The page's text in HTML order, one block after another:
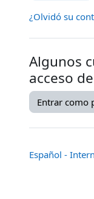
¿Olvidó su
Algunos
acceso
Entrar como
Español -